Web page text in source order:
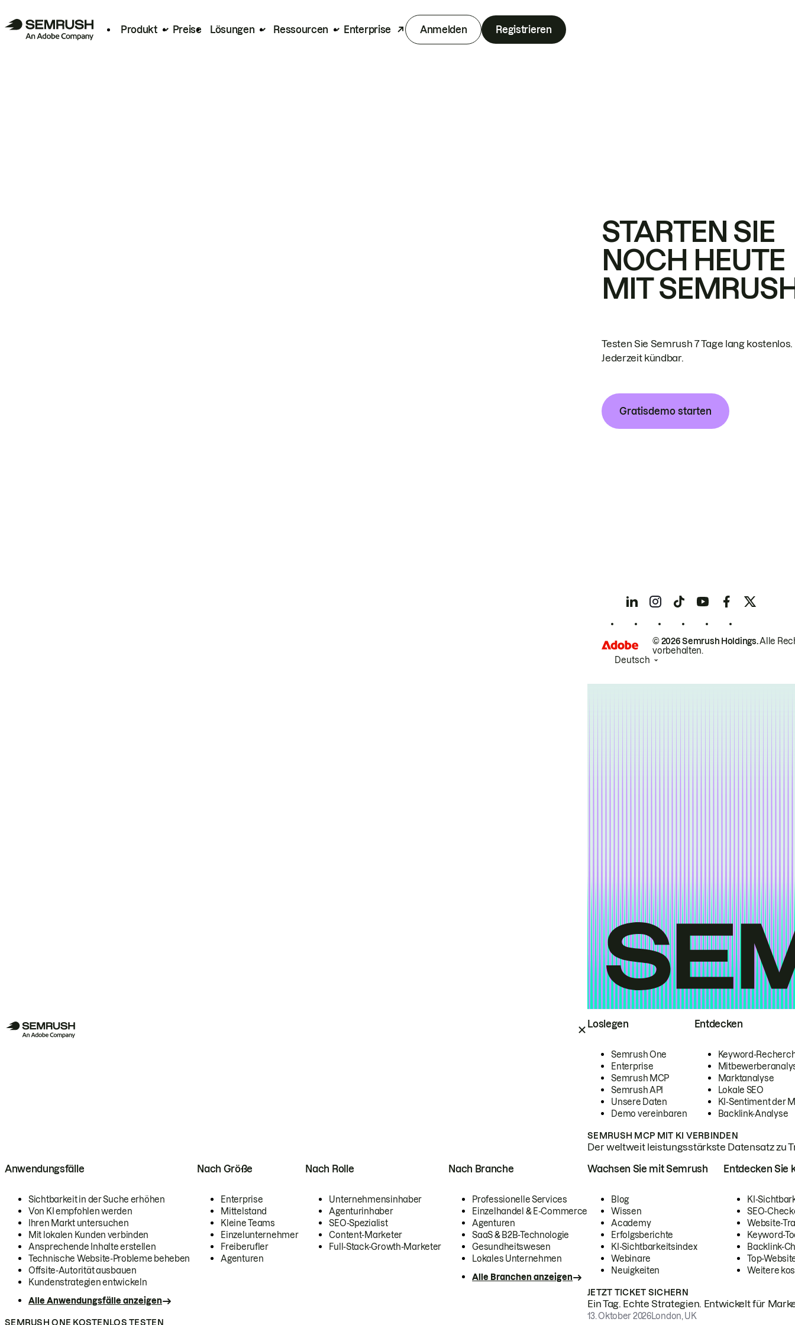
Produkt Preise Lösungen Ressourcen Enterprise Anmelden Registrieren
Loslegen
Semrush One
Enterprise
Semrush MCP
Semrush API
Unsere Daten
Demo vereinbaren
Entdecken
Keyword-
Marktanalyse
Lokale SEO
KI-Sentiment der
Backlink-Analyse
SEMRUSH MCP MIT KI VERBINDEN
Der weltweit leistungsstärkste Datensatz zu
Anwendungsfälle
Sichtbarkeit in der Suche erhöhen
Von KI empfohlen werden
Ihren Markt untersuchen
Mit lokalen Kunden verbinden
Ansprechende Inhalte erstellen
Technische Website-Probleme beheben
Offsite-Autorität ausbauen
Kundenstrategien entwickeln
Alle Anwendungsfälle anzeigen
Nach Größe
Enterprise
Mittelstand
Kleine Teams
Einzelunternehmer
Freiberufler
Agenturen
Nach Rolle
Unternehmensinhaber
Agenturinhaber
SEO-Spezialist
Content-Marketer
Full-Stack-Growth-Marketer
Nach Branche
Professionelle Services
Einzelhandel & E-Commerce
Agenturen
SaaS & B2B-Technologie
Gesundheitswesen
Lokales Unternehmen
Alle Branchen anzeigen
SEMRUSH ONE KOSTENLOS TESTEN
Wachsen Sie mit Semrush
Blog
Wissen
Academy
Erfolgsberichte
KI-Sichtbarkeitsindex
Webinare
Neuigkeiten
Entdecken Sie
KI-
SEO-
Website-
Keyword-
Backlink-
Top-
Weitere
JETZT TICKET SICHERN
Ein Tag. Echte Strategien. Entwickelt für
13. Oktober 2026London, UK
STARTEN SIE
NOCH HEUTE
MIT
Testen Sie Semrush 7 Tage lang kostenlos.
Jederzeit kündbar.
Gratisdemo starten
© 2026 Semrush Holdings.Alle
vorbehalten.
Deutsch